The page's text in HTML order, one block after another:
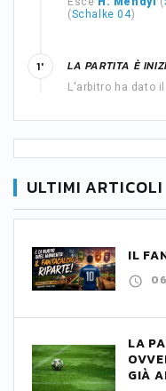
(Schalke 04)
LA PARTITA È
L'arbitro ha dato
1'
ULTIMI ARTICOLI
IL
LA
GIÀ